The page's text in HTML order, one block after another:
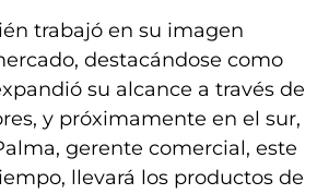
trabajó en su imagen
destacándose como
su alcance a través de
y próximamente en el sur,
gerente comercial, este
llevará los productos de